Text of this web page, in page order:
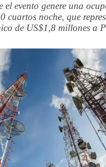
el evento genere una
cuartos noche, que
de US$1,8 millones a